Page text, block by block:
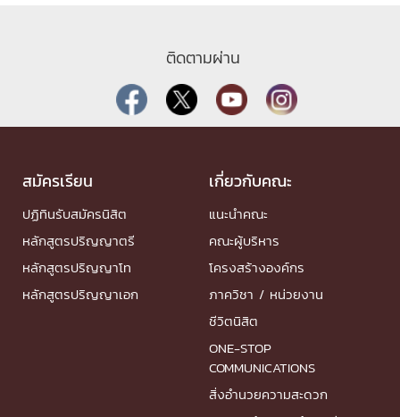
ติดตามผ่าน
สมัครเรียน
ปฏิทินรับสมัครนิสิต
หลักสูตรปริญญาตรี
หลักสูตรปริญญาโท
หลักสูตรปริญญาเอก
เกี่ยวกับคณะ
แนะนำคณะ
คณะผู้บริหาร
โครงสร้างองค์กร
ภาควิชา / หน่วยงาน
ชีวิตนิสิต
ONE-STOP
COMMUNICATIONS
สิ่งอำนวยความสะดวก